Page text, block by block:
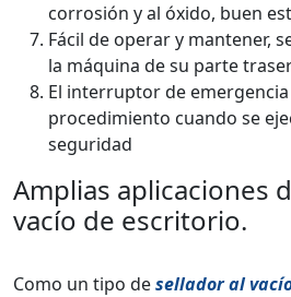
corrosión y al óxido, buen
Fácil de operar y mantener,
la máquina de su parte
El interruptor de
procedimiento cuando se
seguridad
Amplias aplicaciones
vacío de escritorio.
Como un tipo desellador al